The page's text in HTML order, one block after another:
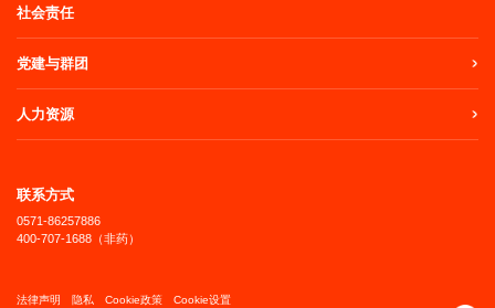
社会责任
党建与群团
人力资源
联系方式
0571-86257886
400-707-1688（非药）
法律声明 隐私 Cookie政策 Cookie设置